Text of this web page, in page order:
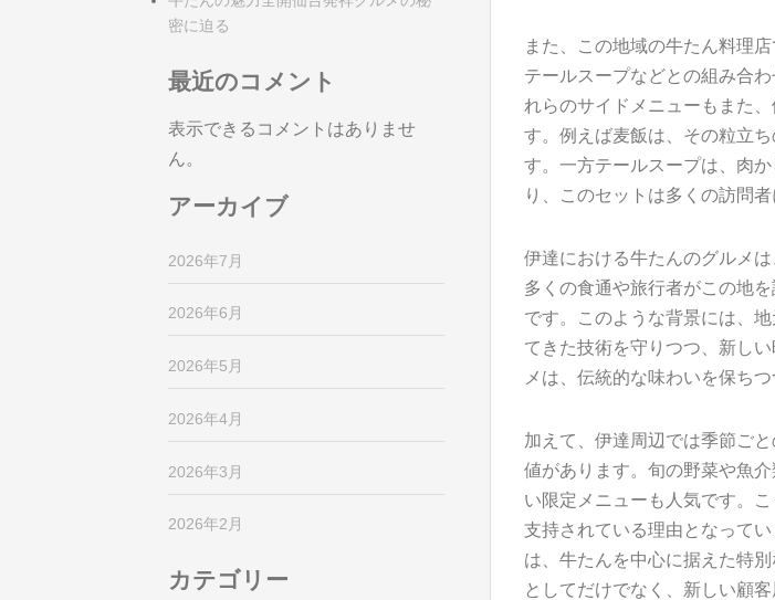
また、この地域の牛たん料理
テールスープなどとの組み合
れらのサイドメニューもまた
す。例えば麦飯は、その粒立
す。一方テールスープは、肉
り、このセットは多くの訪問
伊達における牛たんのグルメ
多くの食通や旅行者がこの地
です。このような背景には、
てきた技術を守りつつ、新し
メは、伝統的な味わいを保ち
加えて、伊達周辺では季節ご
値があります。旬の野菜や魚
い限定メニューも人気です。
支持されている理由となって
は、牛たんを中心に据えた特
としてだけでなく、新しい顧
密に迫る
最近のコメント
表示できるコメントはありませ
ん。
アーカイブ
2026年7月
2026年6月
2026年5月
2026年4月
2026年3月
2026年2月
カテゴリー